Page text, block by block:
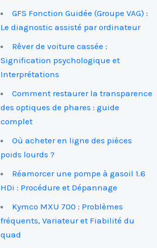
GFS Fonction Guidée (Groupe VAG) :
Le diagnostic assisté par ordinateur
Rêver de voiture cassée :
Signification psychologique et
Interprétations
Comment restaurer la transparence
des optiques de phares : guide
complet
Où acheter en ligne des pièces
poids lourds ?
Réamorcer une pompe à gasoil 1.6
HDi : Procédure et Dépannage
Kymco MXU 700 : Problèmes
fréquents, Variateur et Fiabilité du
quad